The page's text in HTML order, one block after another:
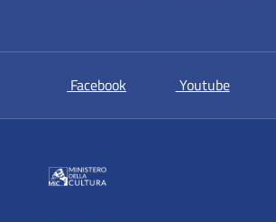
Facebook si apre in una nuova
Youtubesi apre